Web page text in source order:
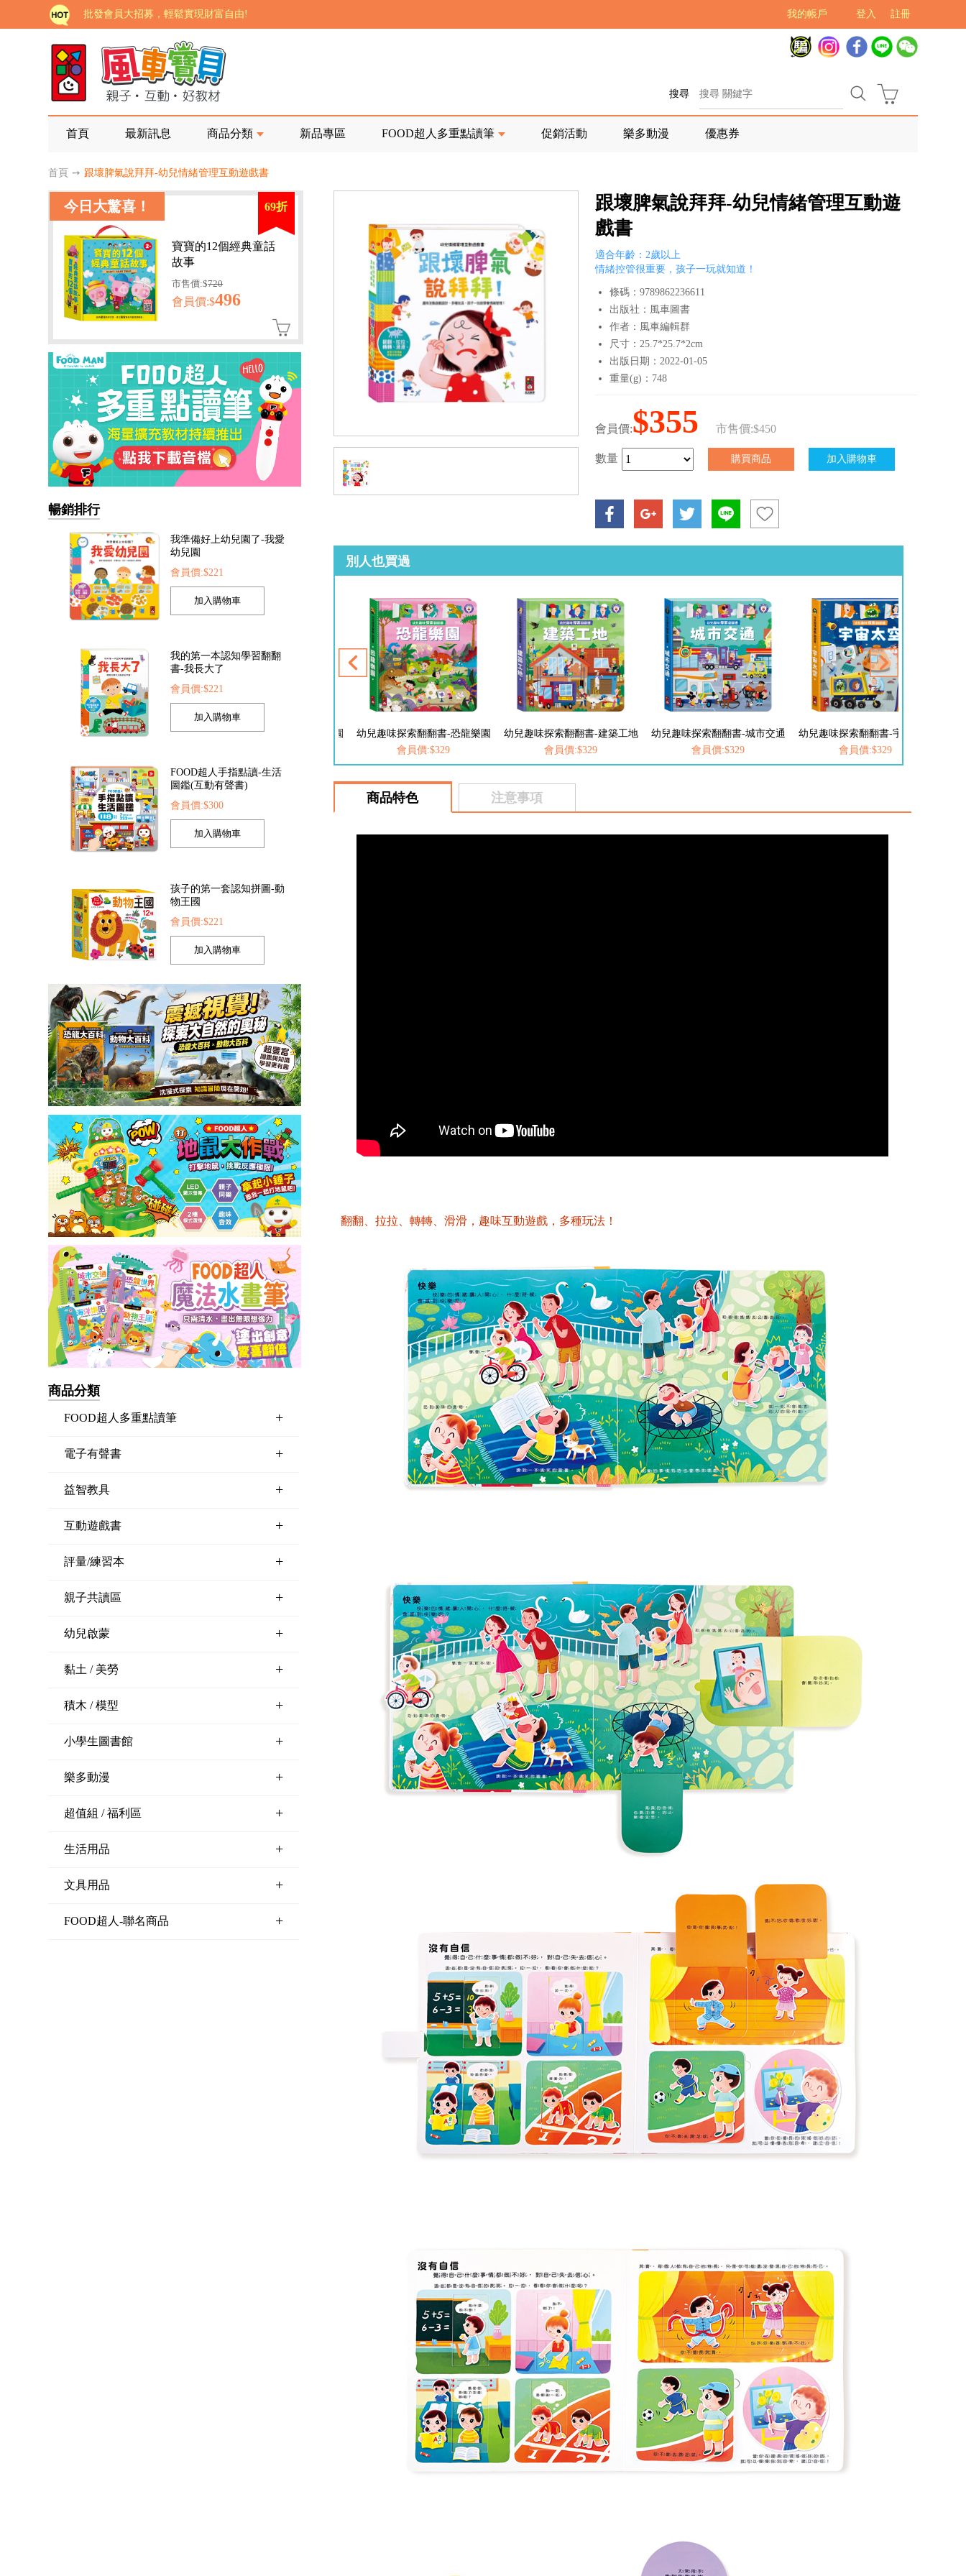
註冊
登入
我的帳戶
如需更改或重開發票 需在訂單成立三天內通知客服 寄回發票需附上回郵郵票
老師您好!!幼教會員火熱招募中~
海外購物免煩惱！點我查看『海外購物流程說明』
家長樂了!「風車書版集團暨FOOD超人企業總部」目前正興建中!
批發會員大招募，輕鬆實現財富自由!
海外購物免煩惱！點我查看『海外購物流程說明』
搜尋
首頁 最新訊息 商品分類 新品專區 FOOD超人多重點讀筆 促銷活動 樂多動漫 優惠券
首頁 ➙ 跟壞脾氣說拜拜-幼兒情緒管理互動遊戲書
今日大驚喜！ 69折
寶寶的12個經典童話
故事
市售價:$720
會員價:$496
暢銷排行
我準備好上幼兒園了-我愛
幼兒園
會員價:$221
我的第一本認知學習翻翻
書-我長大了
會員價:$221
FOOD超人手指點讀-生活
圖鑑(互動有聲書)
會員價:$300
孩子的第一套認知拼圖-動
物王國
會員價:$221
商品分類
FOOD超人多重點讀筆 +
電子有聲書 +
益智教具 +
互動遊戲書 +
評量/練習本 +
親子共讀區 +
幼兒啟蒙 +
黏土 / 美勞 +
積木 / 模型 +
小學生圖書館 +
樂多動漫 +
超值組 / 福利區 +
生活用品 +
文具用品 +
FOOD超人-聯名商品 +
跟壞脾氣說拜拜-幼兒情緒管理互動遊
戲書
適合年齡：2歲以上
情緒控管很重要，孩子一玩就知道！
條碼：9789862236611
出版社：風車圖書
作者：風車編輯群
尺寸：25.7*25.7*2cm
出版日期：2022-01-05
重量(g)：748
會員價:$355 市售價:$450
數量
別人也買過
愛思考的小小孩(全套8冊)
幼兒趣味探索翻翻書-逛動物園
幼兒趣味探索翻翻書-恐龍樂園
會員價:$329
幼兒趣味探索翻翻書-建築工地
會員價:$329
幼兒趣味探索翻翻書-城市交通
會員價:$329
幼兒趣味探索翻翻書-宇宙太空
會員價:$329
商品特色 注意事項
翻翻、拉拉、轉轉、滑滑，趣味互動遊戲，多種玩法！